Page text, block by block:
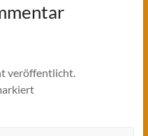
veröffentlicht.